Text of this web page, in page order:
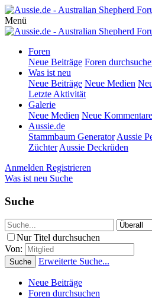
Menü
Foren
Neue Beiträge Foren
Was ist neu
Neue Beiträge Neue Medien
Letzte Aktivität
Galerie
Neue Medien Neue Kommentare
Aussie.de
Stammbaum Generator Aussie
Züchter Aussie Deckrüden
Anmelden Registrieren
Was ist neu Suche
Suche
Nur Titel durchsuchen
Von:
Suche Erweiterte Suche...
Neue Beiträge
Foren durchsuchen